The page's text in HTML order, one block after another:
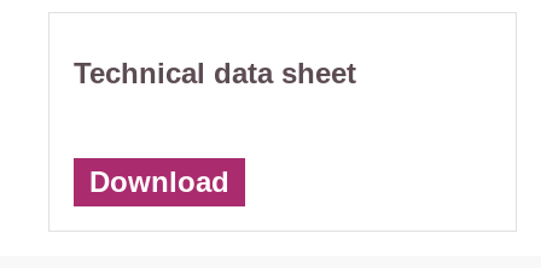
Technical data sheet
Download